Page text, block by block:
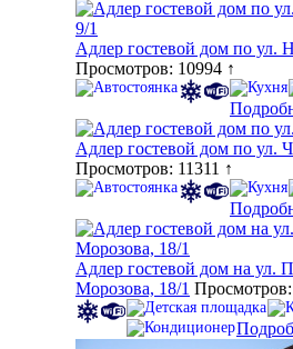
Адлер гостевой дом по ул.
Просмотров: 10994 ↑
Адлер гостевой дом по ул.
Просмотров: 11311 ↑
Адлер гостевой дом на ул.
Морозова, 18/1 Просмотров: